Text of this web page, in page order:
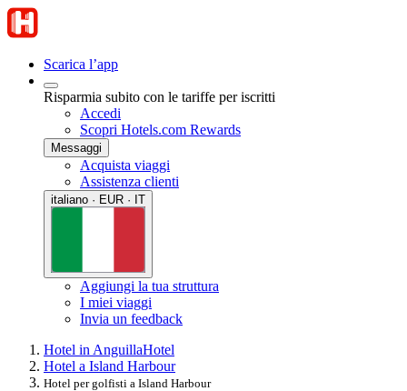
Scarica l’app
Risparmia subito con le tariffe per iscritti
Accedi
Scopri Hotels.com Rewards
Messaggi
Acquista viaggi
Assistenza clienti
italiano · EUR · IT
Aggiungi la tua struttura
I miei viaggi
Invia un feedback
Hotel in AnguillaHotel
Hotel a Island Harbour
Hotel per golfisti a Island Harbour